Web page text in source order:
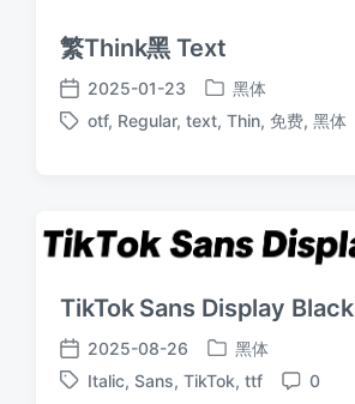
繁Think黑 Text
发
布
2025-01-23
发
布
黑体
标
otf, Regular, text, Thin, 免费, 黑体
TikTok Sans Display Black
发
布
2025-08-26
发
布
黑体
标
Italic, Sans, TikTok, ttf
评
0